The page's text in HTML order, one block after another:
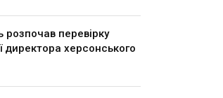
перевірку
директора херсонського